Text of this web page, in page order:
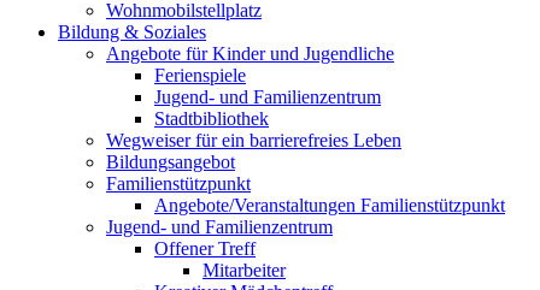
Wohnmobilstellplatz
Bildung & Soziales
Angebote für Kinder und Jugendliche
Ferienspiele
Jugend- und Familienzentrum
Stadtbibliothek
Wegweiser für ein barrierefreies Leben
Bildungsangebot
Familienstützpunkt
Angebote/Veranstaltungen Familienstützpunkt
Jugend- und Familienzentrum
Offener Treff
Mitarbeiter